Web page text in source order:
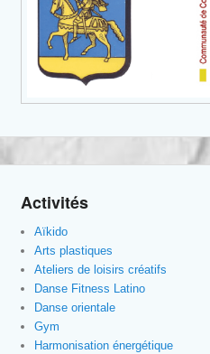
Activités
Aïkido
Arts plastiques
Ateliers de loisirs créatifs
Danse Fitness Latino
Danse orientale
Gym
Harmonisation énergétique